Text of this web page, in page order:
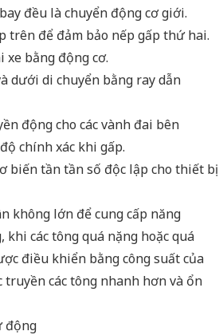
đều là chuyển động cơ giới.
trên để đảm bảo nếp gấp thứ hai.
xe bằng động cơ.
dưới di chuyển bằng ray dẫn
động cho các vành đai bên
chính xác khi gấp.
biến tần tần số độc lập cho thiết bị
không lớn để cung cấp năng
khi các tông quá nặng hoặc quá
điều khiển bằng công suất của
truyền các tông nhanh hơn và ổn
động